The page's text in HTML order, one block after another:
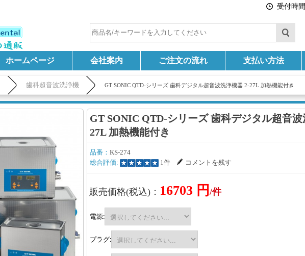
受付時
ホームページ 会社案内 ご注文の流れ 支払い方法
歯科超音波洗浄機 GT SONIC QTD-シリーズ 歯科デジタル超音波洗浄機器 2-27L 加熱機能付き
GT SONIC QTD-シリーズ 歯科デジタル超音波
27L 加熱機能付き
品番： KS-274
総合評価:
1件 コメントを残す
販売価格(税込)： 16703 円 /件
電源:
プラグ: